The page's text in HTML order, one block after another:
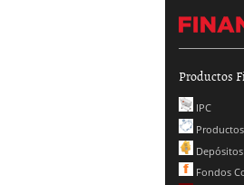
Productos
IPC
Depósitos
Fondos